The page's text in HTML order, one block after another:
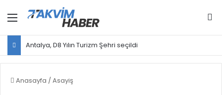
Menü
Antalya, D8 Yılın Turizm Şehri seçildi
Anasayfa / Asayiş